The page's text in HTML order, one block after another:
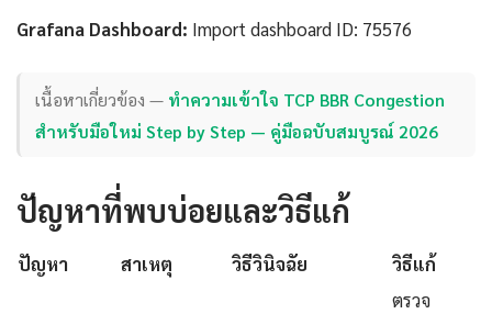
Grafana Dashboard: Import dashboard ID: 75576
เนื้อหาเกี่ยวข้อง — ทำความเข้าใจ TCP BBR Congestion
สำหรับมือใหม่ Step by Step — คู่มือฉบับสมบูรณ์ 2026
ปัญหาที่พบบ่อยและวิธีแก้
ปัญหา สาเหตุ วิธีวินิจฉัย วิธีแก้
ตรวจ